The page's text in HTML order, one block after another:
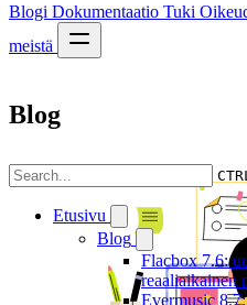
Blogi Dokumentaatio Tuki
meistä
Etusivu
Blog
Flacbox 7.6:
reaaliaikainen
Evermusic
Blog